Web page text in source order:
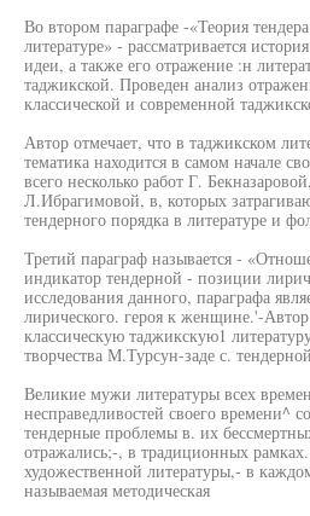
Во втором параграфе -«Теория
литературе» - рассматривается
идеи, а также его отражение :н
таджикской. Проведен анализ
классической и современной
Автор отмечает, что в таджикском
тематика находится в самом начале
всего несколько работ Г.
Л.Ибрагимовой, в, которых
тендерного порядка в литературе и
Третий параграф называется -
индикатор тендерной - позиции
исследования данного, параграфа
лирического. героя к женщине.'-
классическую таджикскую1
творчества М.Турсун-заде с.
Великие мужи литературы всех
несправедливостей своего времени^
тендерные проблемы в. их
отражались;-, в традиционных
художественной литературы,- в
называемая методическая